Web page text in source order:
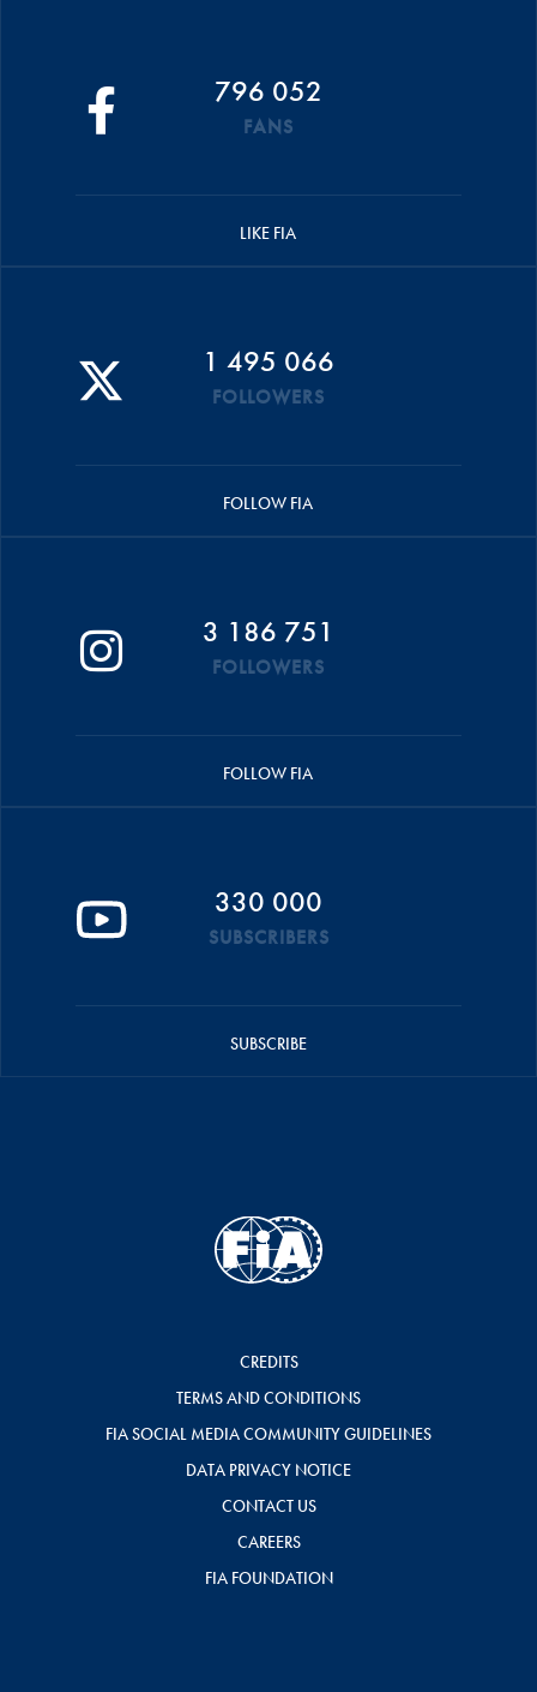
796 052
FANS
LIKE FIA
1 495 066
FOLLOWERS
FOLLOW FIA
3 186 751
FOLLOWERS
FOLLOW FIA
330 000
SUBSCRIBERS
SUBSCRIBE
CREDITS
TERMS AND CONDITIONS
FIA SOCIAL MEDIA COMMUNITY GUIDELINES
DATA PRIVACY NOTICE
CONTACT US
CAREERS
FIA FOUNDATION